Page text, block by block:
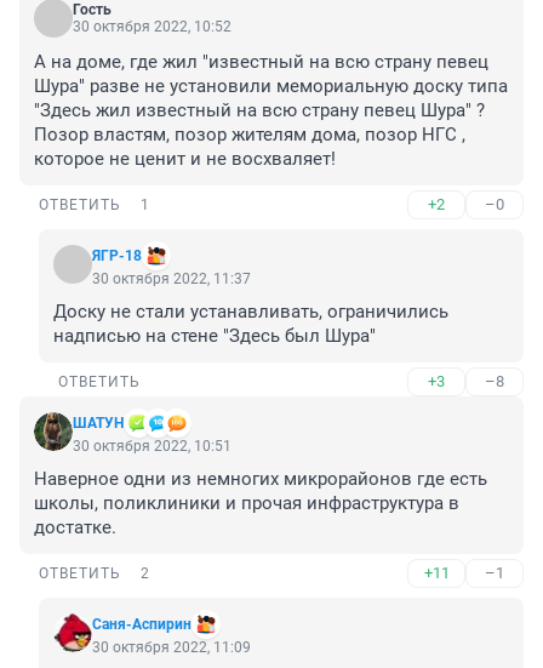
Гость
30 октября 2022, 10:52
А на доме, где жил "известный на всю страну певец
Шура" разве не установили мемориальную доску типа
"Здесь жил известный на всю страну певец Шура" ?
Позор властям, позор жителям дома, позор НГС ,
которое не ценит и не восхваляет!
ОТВЕТИТЬ 1 +2 –0
ЯГР-18
30 октября 2022, 11:37
Доску не стали устанавливать, ограничились
надписью на стене "Здесь был Шура"
ОТВЕТИТЬ +3 –8
ШАТУН
30 октября 2022, 10:51
Наверное одни из немногих микрорайонов где есть
школы, поликлиники и прочая инфраструктура в
достатке.
ОТВЕТИТЬ 2 +11 –1
Саня-Аспирин
30 октября 2022, 11:09